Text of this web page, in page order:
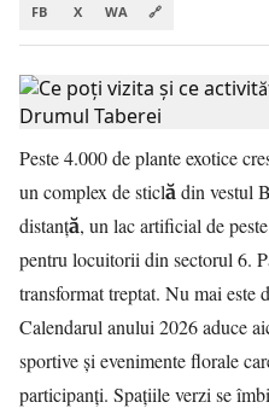
FB X WA 🔗
Peste 4.000 de plante exotice
un complex de sticlă din vestul
distanță, un lac artificial de
pentru locuitorii din sectorul 6.
transformat treptat. Nu mai este
Calendarul anului 2026 aduce
sportive și evenimente florale
participanți. Spațiile verzi se